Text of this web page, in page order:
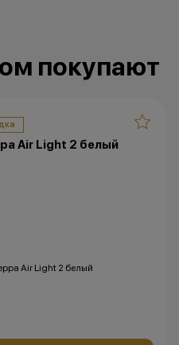
покупают
Air Light 2 белый